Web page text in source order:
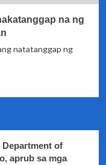
na ng
natatanggap ng
of
aprub sa mga